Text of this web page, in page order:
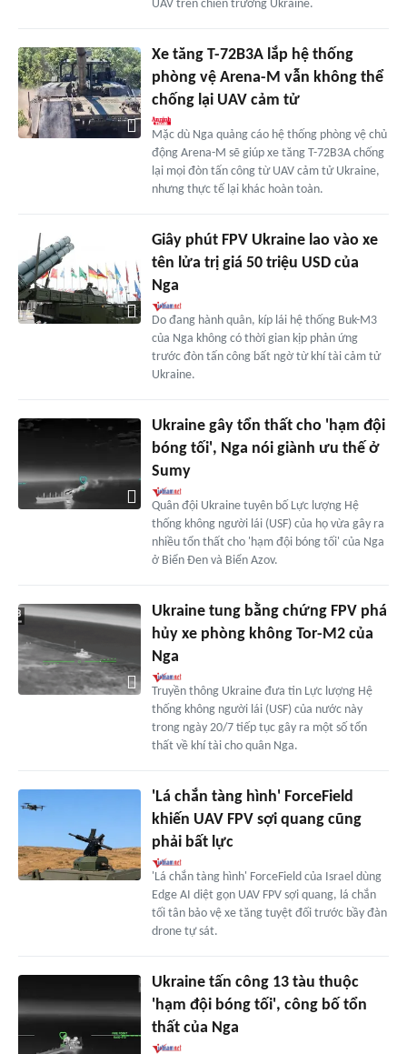
UAV trên chiến trường Ukraine.
Xe tăng T-72B3A lắp hệ thống
phòng vệ Arena-M vẫn không thể
chống lại UAV cảm tử
Mặc dù Nga quảng cáo hệ thống phòng vệ chủ
động Arena-M sẽ giúp xe tăng T-72B3A chống
lại mọi đòn tấn công từ UAV cảm tử Ukraine,
nhưng thực tế lại khác hoàn toàn.
Giây phút FPV Ukraine lao vào xe
tên lửa trị giá 50 triệu USD của
Nga
Do đang hành quân, kíp lái hệ thống Buk-M3
của Nga không có thời gian kịp phản ứng
trước đòn tấn công bất ngờ từ khí tài cảm tử
Ukraine.
Ukraine gây tổn thất cho 'hạm đội
bóng tối', Nga nói giành ưu thế ở
Sumy
Quân đội Ukraine tuyên bố Lực lượng Hệ
thống không người lái (USF) của họ vừa gây ra
nhiều tổn thất cho 'hạm đội bóng tối' của Nga
ở Biển Đen và Biển Azov.
Ukraine tung bằng chứng FPV phá
hủy xe phòng không Tor-M2 của
Nga
Truyền thông Ukraine đưa tin Lực lượng Hệ
thống không người lái (USF) của nước này
trong ngày 20/7 tiếp tục gây ra một số tổn
thất về khí tài cho quân Nga.
'Lá chắn tàng hình' ForceField
khiến UAV FPV sợi quang cũng
phải bất lực
'Lá chắn tàng hình' ForceField của Israel dùng
Edge AI diệt gọn UAV FPV sợi quang, lá chắn
tối tân bảo vệ xe tăng tuyệt đối trước bầy đàn
drone tự sát.
Ukraine tấn công 13 tàu thuộc
'hạm đội bóng tối', công bố tổn
thất của Nga